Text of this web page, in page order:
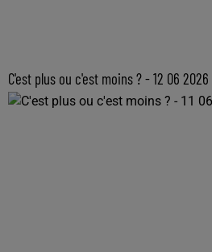
C'est plus ou c'est moins ? - 12 06 2026